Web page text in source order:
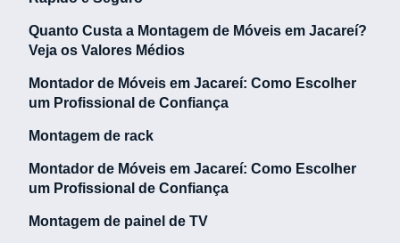
Quanto Custa a Montagem de Móveis em Jacareí?
Veja os Valores Médios
Montador de Móveis em Jacareí: Como Escolher
um Profissional de Confiança
Montagem de rack
Montador de Móveis em Jacareí: Como Escolher
um Profissional de Confiança
Montagem de painel de TV